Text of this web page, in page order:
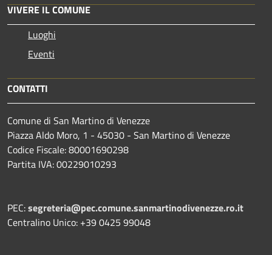
VIVERE IL COMUNE
Luoghi
Eventi
CONTATTI
Comune di San Martino di Venezze
Piazza Aldo Moro, 1 - 45030 - San Martino di Venezze
Codice Fiscale: 80001690298
Partita IVA: 00229010293
PEC:segreteria@pec.comune.sanmartinodivenezze.ro.it
Centralino Unico: +39 0425 99048